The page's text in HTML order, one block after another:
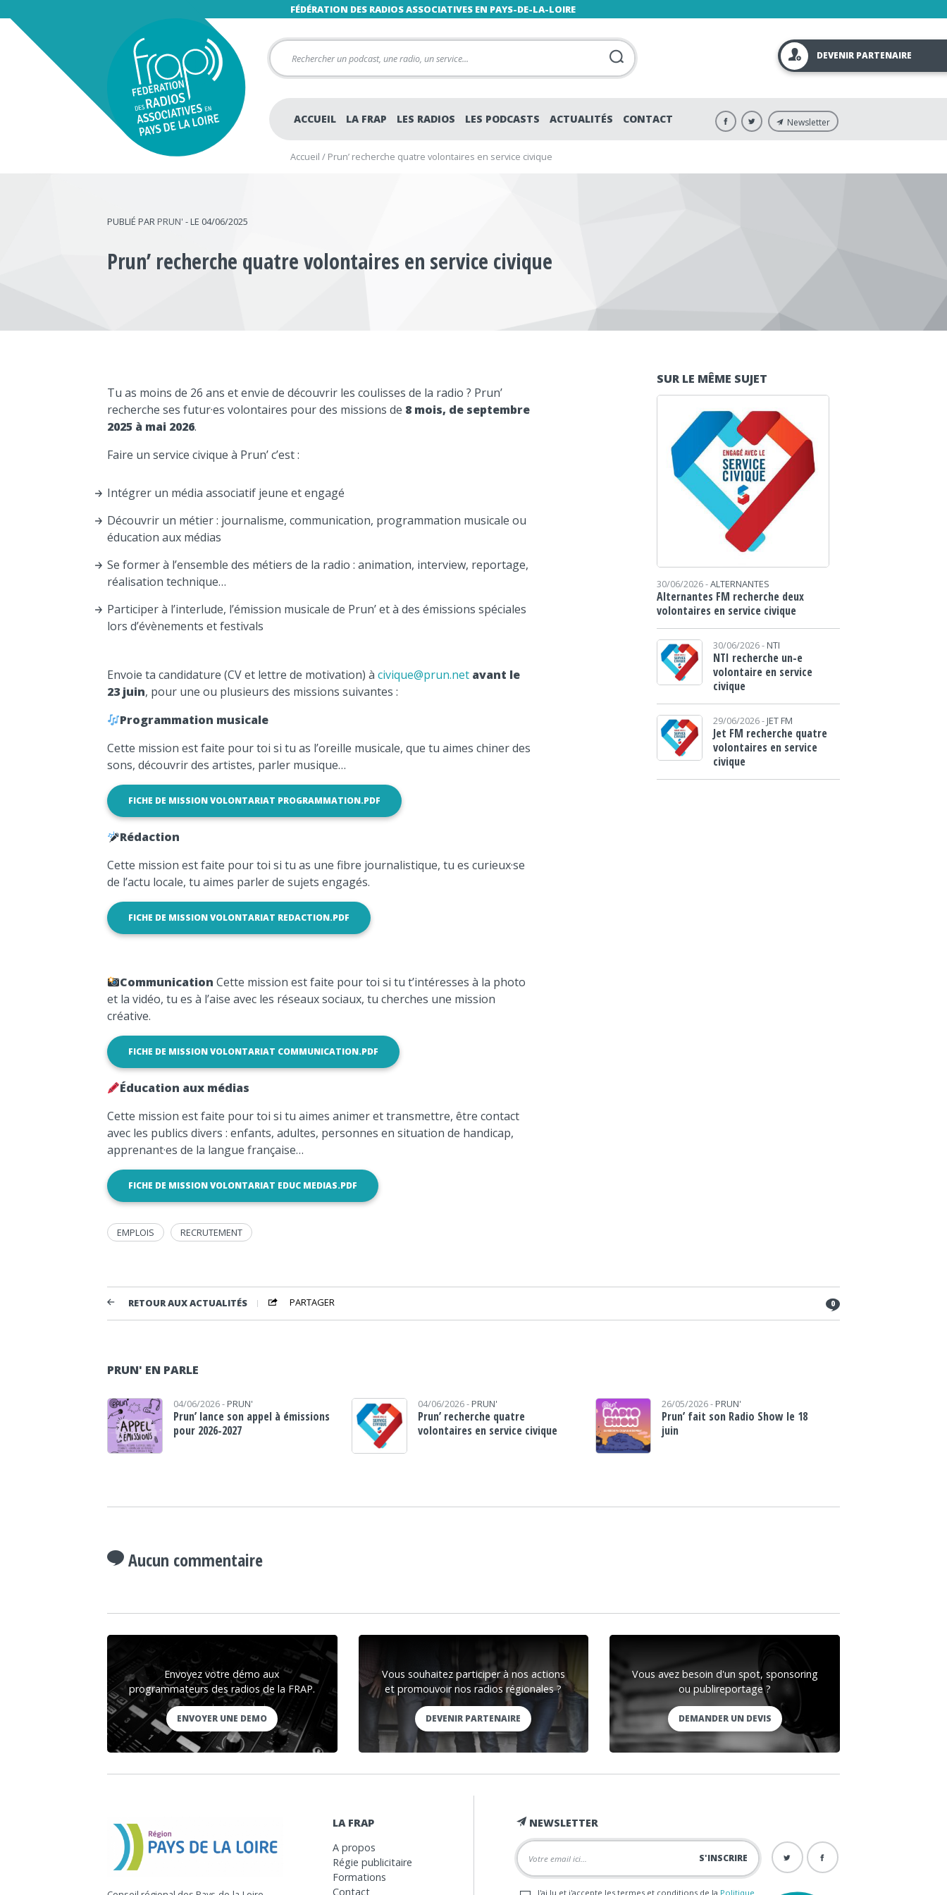
FÉDÉRATION DES RADIOS ASSOCIATIVES EN PAYS-DE-LA-LOIRE
DEVENIR PARTENAIRE
ACCUEIL LA FRAP LES RADIOS LES PODCASTS ACTUALITÉS CONTACT Newsletter
Accueil / Prun’ recherche quatre volontaires en service civique
PUBLIÉ PAR PRUN' - LE 04/06/2025
Prun’ recherche quatre volontaires en service civique
Tu as moins de 26 ans et envie de découvrir les coulisses de la radio ? Prun’
recherche ses futur·es volontaires pour des missions de 8 mois, de septembre
2025 à mai 2026.
Faire un service civique à Prun’ c’est :
Intégrer un média associatif jeune et engagé
Découvrir un métier : journalisme, communication, programmation musicale ou
éducation aux médias
Se former à l’ensemble des métiers de la radio : animation, interview, reportage,
réalisation technique…
Participer à l’interlude, l’émission musicale de Prun’ et à des émissions spéciales
lors d’évènements et festivals
Envoie ta candidature (CV et lettre de motivation) à civique@prun.net avant le
23 juin, pour une ou plusieurs des missions suivantes :
Programmation musicale
Cette mission est faite pour toi si tu as l’oreille musicale, que tu aimes chiner des
sons, découvrir des artistes, parler musique…
FICHE DE MISSION VOLONTARIAT PROGRAMMATION.PDF
Rédaction
Cette mission est faite pour toi si tu as une fibre journalistique, tu es curieux·se
de l’actu locale, tu aimes parler de sujets engagés.
FICHE DE MISSION VOLONTARIAT REDACTION.PDF
Communication Cette mission est faite pour toi si tu t’intéresses à la photo
et la vidéo, tu es à l’aise avec les réseaux sociaux, tu cherches une mission
créative.
FICHE DE MISSION VOLONTARIAT COMMUNICATION.PDF
Éducation aux médias
Cette mission est faite pour toi si tu aimes animer et transmettre, être contact
avec les publics divers : enfants, adultes, personnes en situation de handicap,
apprenant·es de la langue française…
FICHE DE MISSION VOLONTARIAT EDUC MEDIAS.PDF
SUR LE MÊME SUJET
30/06/2026 -ALTERNANTES
Alternantes FM recherche deux
volontaires en service civique
30/06/2026 - NTI
NTI recherche un-e
volontaire en service
civique
29/06/2026 - JET FM
Jet FM recherche quatre
volontaires en service
civique
EMPLOIS RECRUTEMENT
RETOUR AUX ACTUALITÉS PARTAGER 0
PRUN' EN PARLE
04/06/2026 - PRUN'
Prun’ lance son appel à émissions
pour 2026-2027
04/06/2026 - PRUN'
Prun’ recherche quatre
volontaires en service civique
26/05/2026 - PRUN'
Prun’ fait son Radio Show le 18
juin
Aucun commentaire
Envoyez votre démo aux
programmateurs des radios de la FRAP.
ENVOYER UNE DEMO
Vous souhaitez participer à nos actions
et promouvoir nos radios régionales ?
DEVENIR PARTENAIRE
Vous avez besoin d'un spot, sponsoring
ou publireportage ?
DEMANDER UN DEVIS
LA FRAP
A propos
Régie publicitaire
Formations
Contact
NEWSLETTER
J'ai lu et j'accepte les termes et conditions de la Politique